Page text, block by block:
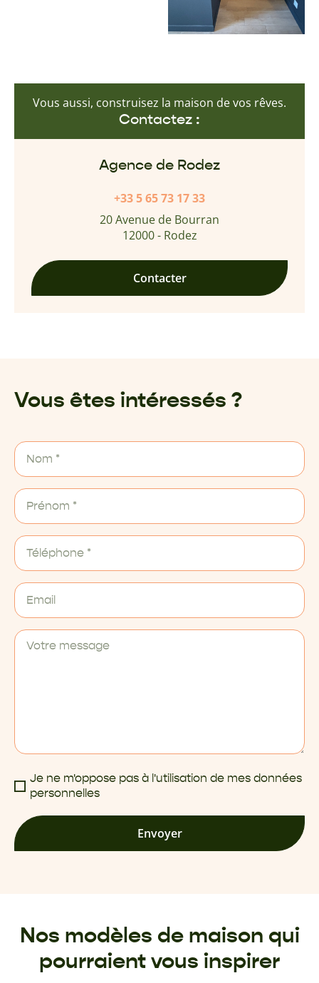
Vous aussi, construisez la maison de vos rêves.
Contactez :
Agence de Rodez
+33 5 65 73 17 33
20 Avenue de Bourran
12000 - Rodez
Contacter
Vous êtes intéressés ?
Je ne m'oppose pas à l'utilisation de mes données
personnelles
Envoyer
Nos modèles de maison qui
pourraient vous inspirer